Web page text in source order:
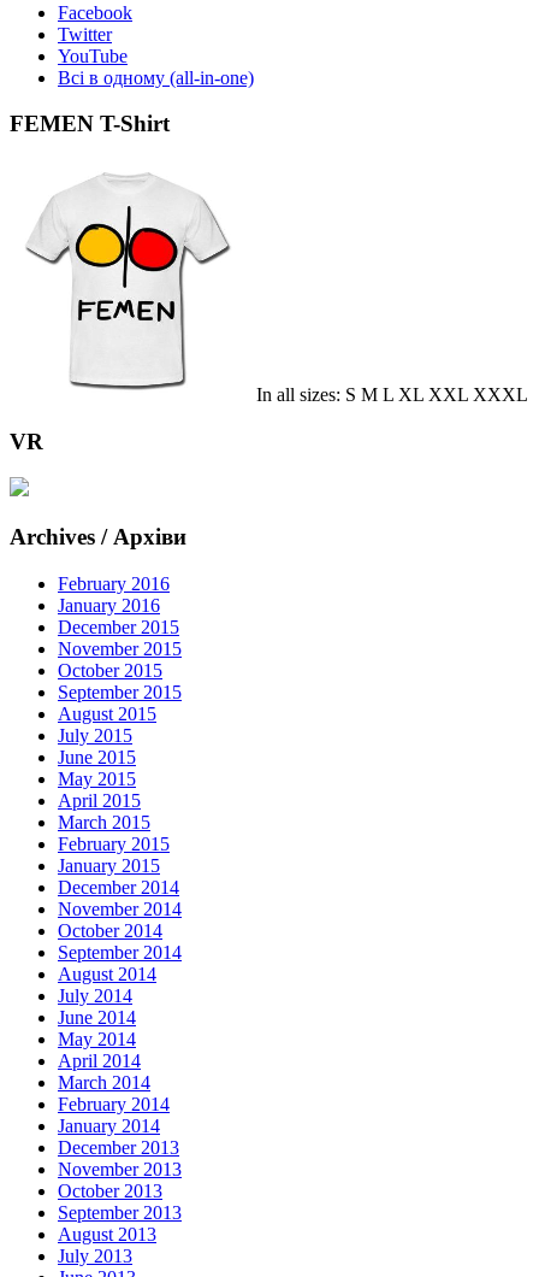
Facebook
Twitter
YouTube
Всі в одному (all-in-one)
FEMEN T-Shirt
In all sizes: S M L XL XXL XXXL
VR
Archives / Архіви
February 2016
January 2016
December 2015
November 2015
October 2015
September 2015
August 2015
July 2015
June 2015
May 2015
April 2015
March 2015
February 2015
January 2015
December 2014
November 2014
October 2014
September 2014
August 2014
July 2014
June 2014
May 2014
April 2014
March 2014
February 2014
January 2014
December 2013
November 2013
October 2013
September 2013
August 2013
July 2013